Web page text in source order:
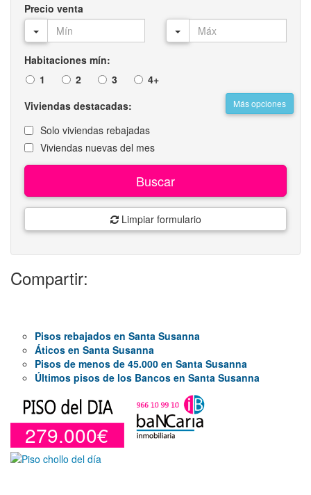
Precio venta
Habitaciones mín:
1
2 3 4+
Más opciones
Viviendas destacadas:
Solo viviendas rebajadas
Viviendas nuevas del mes
Buscar
Limpiar formulario
Compartir:
Pisos rebajados en Santa Susanna
Áticos en Santa Susanna
Pisos de menos de 45.000 en Santa Susanna
Últimos pisos de los Bancos en Santa Susanna
279.000€